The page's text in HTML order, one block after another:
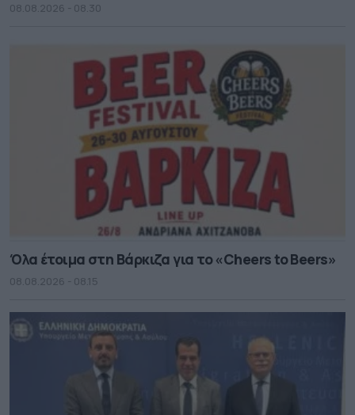
08.08.2026 - 08.30
Όλα έτοιμα στη Βάρκιζα για το «Cheers to Beers»
08.08.2026 - 08.15